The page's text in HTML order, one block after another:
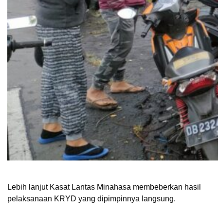
Lebih lanjut Kasat Lantas Minahasa membeberkan hasil
pelaksanaan KRYD yang dipimpinnya langsung.